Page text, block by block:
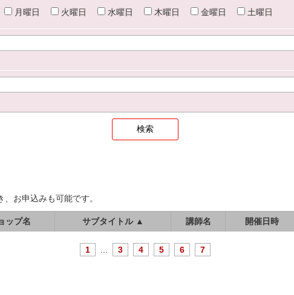
月曜日 火曜日 水曜日 木曜日 金曜日 土曜日
お申込みも可能です。
ップ名 サブタイトル ▲ 講師名 開催日時
1 3 4 5 6 7